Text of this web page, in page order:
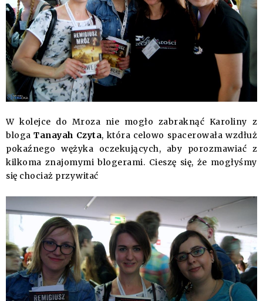
W kolejce do Mroza nie mogło zabraknąć Karoliny z
blogaTanayah Czyta, która celowo spacerowała wzdłuż
pokaźnego wężyka oczekujących, aby porozmawiać z
kilkoma znajomymi blogerami. Cieszę się, że mogłyśmy
się chociaż przywitać